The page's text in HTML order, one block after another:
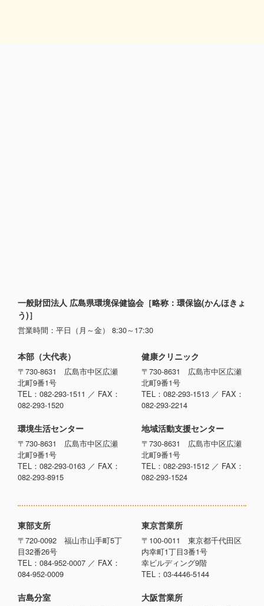
一般財団法人 広島県環境保健協会［略称：環保協(かんほきょ
う)］
営業時間：平日（月～金） 8:30～17:30
本部（大代表）
〒730-8631 広島市中区広瀬
北町9番1号
TEL：082-293-1511 ／ FAX：
082-293-1520
環境生活センター
〒730-8631 広島市中区広瀬
北町9番1号
TEL：082-293-0163 ／ FAX：
082-293-8915
健康クリニック
〒730-8631 広島市中区広瀬
北町9番1号
TEL：082-293-1513 ／ FAX：
082-293-2214
地域活動支援センター
〒730-8631 広島市中区広瀬
北町9番1号
TEL：082-293-1512 ／ FAX：
082-293-1524
東部支所
〒720-0092 福山市山手町5丁
目32番26号
TEL：084-952-0007 ／ FAX：
084-952-0009
吉島分室
東京営業所
〒100-0011 東京都千代田区
内幸町1丁目3番1号
幸ビルディング9階
TEL：03-4446-5144
大阪営業所